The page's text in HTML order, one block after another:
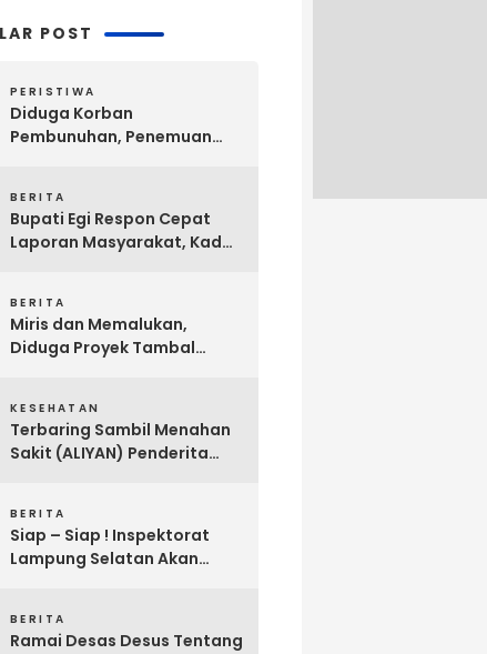
POST
PERISTIWA
Diduga Korban
Pembunuhan, Penemuan
Hebohkan Warga Bakauheni
BERITA
Bupati Egi Respon Cepat
Laporan Masyarakat, Kades
BERITA
Miris dan Memalukan,
Diduga Proyek Tambal
Selatan Dikerjakan Asal
Asalan !!
KESEHATAN
Terbaring Sambil Menahan
Sakit (ALIYAN) Penderita
BERITA
Siap – Siap ! Inspektorat
Lampung Selatan Akan
Ini
BERITA
Ramai Desas Desus Tentang